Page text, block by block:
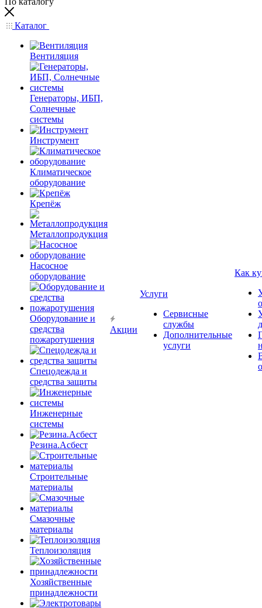
Каталог
Вентиляция
Генераторы, ИБП,
Солнечные
системы
Инструмент
Климатическое
оборудование
Крепёж
Металлопродукция
Насосное
оборудование
Оборудование и
средства
пожаротушения
Спецодежда и
средства защиты
Инженерные
системы
Резина.Асбест
Строительные
материалы
Смазочные
материалы
Теплоизоляция
Хозяйственные
принадлежности
Акции
Услуги
Сервисные
службы
Дополнительные
услуги
Как